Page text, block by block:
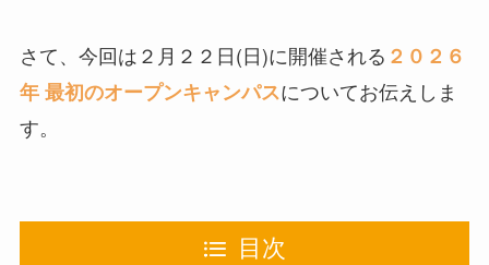
さて、今回は２月２２日(日)に開催される ２０２６
年 最初のオープンキャンパスについてお伝えしま
す。
目次